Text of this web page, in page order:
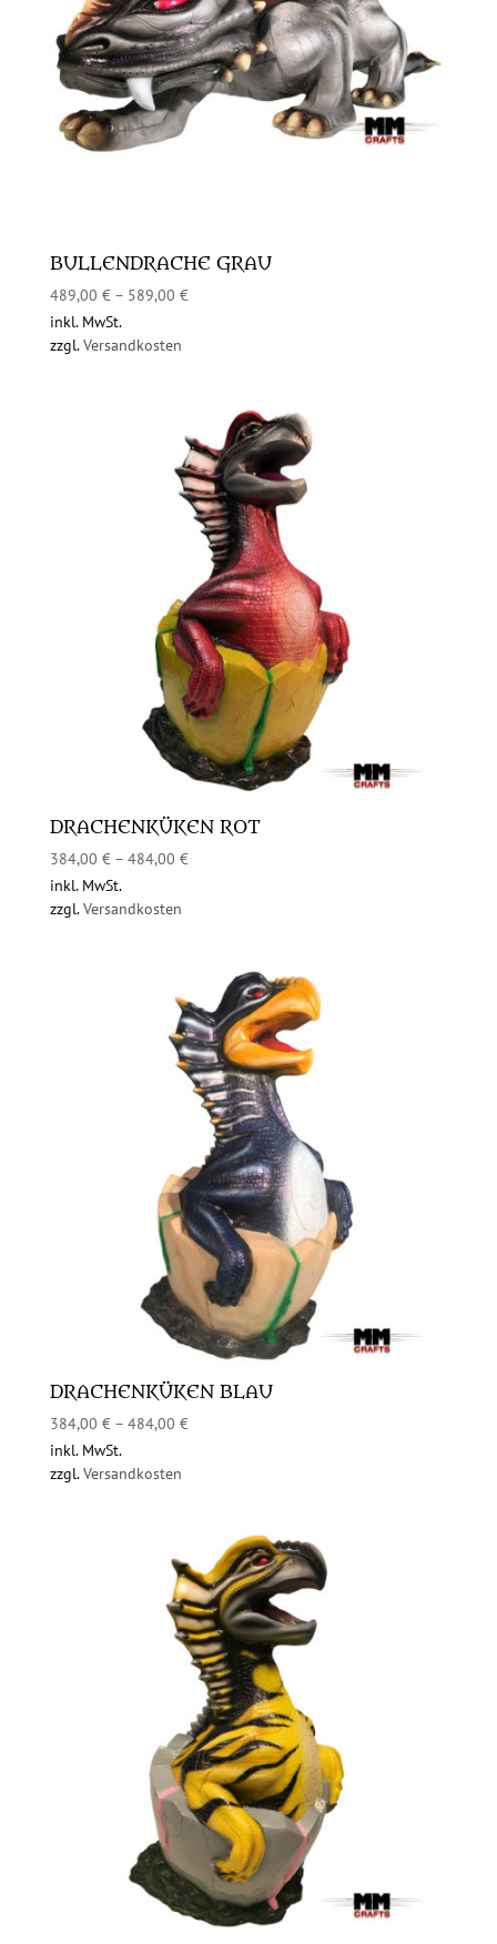
BULLENDRACHE GRAU
489,00 €– 589,00 €
inkl. MwSt.
zzgl.Versandkosten
DRACHENKÜKEN ROT
384,00 €– 484,00 €
inkl. MwSt.
zzgl.Versandkosten
DRACHENKÜKEN BLAU
384,00 €– 484,00 €
inkl. MwSt.
zzgl.Versandkosten